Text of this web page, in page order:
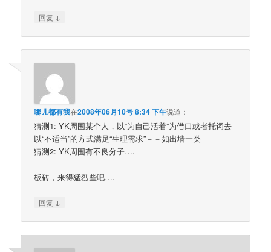
回复 ↓
哪儿都有我在2008年06月10号 8:34 下午说道：
猜测1: YK周围某个人，以“为自己活着”为借口或者托词去
以“不适当”的方式满足“生理需求”－－如出墙一类
猜测2: YK周围有不良分子….
板砖，来得猛烈些吧….
回复 ↓